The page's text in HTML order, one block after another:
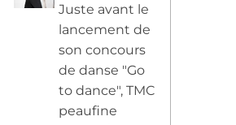
Juste avant le
lancement de
son concours
de danse "Go
to dance", TMC
peaufine